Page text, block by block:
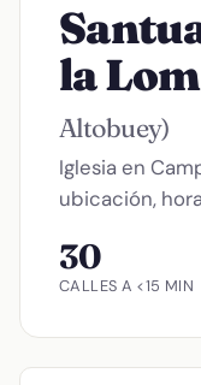
la
Altobuey)
Iglesia en
ubicación,
30
CALLES A <15 MIN